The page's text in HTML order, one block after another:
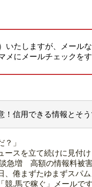
いたしますが、メール
メにメールチェックを
信用できる情報とそう
？」
スを立て続けに見付け
談急増 高額の情報料被
、倦まずたゆまずスパ
.馬で稼ぐ」メールです